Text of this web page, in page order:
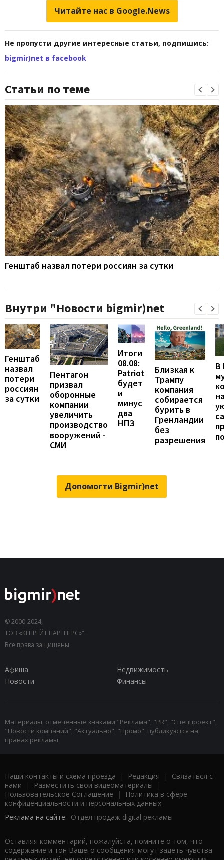
Читайте нас в Google.News
Не пропусти другие интересные статьи, подпишись:
bigmir)net в facebook
Статьи по теме
Генштаб назвал потери россиян за сутки
Внутри "Новости bigmir)net
Генштаб
назвал
потери
россиян
за сутки
Пентагон
призвал
оборонные
компании
увеличить
производство
вооружений -
СМИ
Итоги
08.08:
Patriot
будет
и
минус
два
НПЗ
Близкая к
Трампу
компания
собирается
бурить в
Гренландии
без
разрешения
В
Допомогти Bigmir)net
© 2000-2024,
ТОВ «КЕПРЕЙТ ПАРТНЕРС»".
Все права защищены.
Афиша
Недвижимость
Новости
Финансы
Материалы, отмеченные знаками "Реклама", "PR", "Спецпроект",
"Новости компаний", "Актуально", "Промо", публикуются на
правах рекламы.
Наши контакты и схема проезда | Редакция | Связаться с
нами | Разместить свои видеоматериалы |
Пользовательское Соглашение |
Политика в сфере
конфиденциальности и персональных данных
Реклама на сайте: Отдел продаж digital рекламы
Оставляя комментарий, пожалуйста, помните о том, что
содержание и тон Вашего сообщения могут задеть чувства